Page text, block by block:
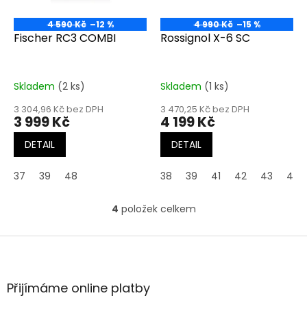
4 590 Kč –12 %
Fischer RC3 COMBI
Skladem (2 ks)
3 304,96 Kč bez DPH
3 999 Kč
DETAIL
37 39 48
4 990 Kč –15 %
Rossignol X-6 SC
Skladem (1 ks)
3 470,25 Kč bez DPH
4 199 Kč
DETAIL
38 39 41 42 43 44
O
l
4 položek celkem
Z
aPřijímáme online platby